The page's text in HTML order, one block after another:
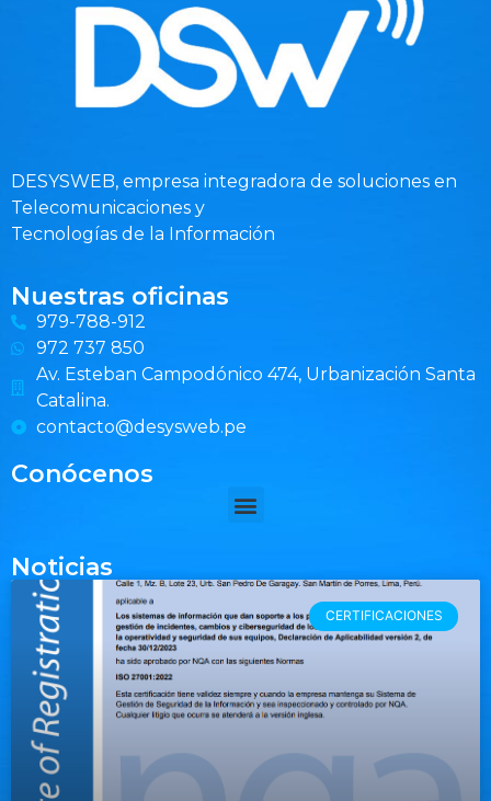
DESYSWEB, empresa integradora de soluciones en
Telecomunicaciones y
Tecnologías de la Información
Nuestras oficinas
979-788-912
972 737 850
Av. Esteban Campodónico 474, Urbanización Santa
Catalina.
contacto@desysweb.pe
Conócenos
Noticias
CERTIFICACIONES